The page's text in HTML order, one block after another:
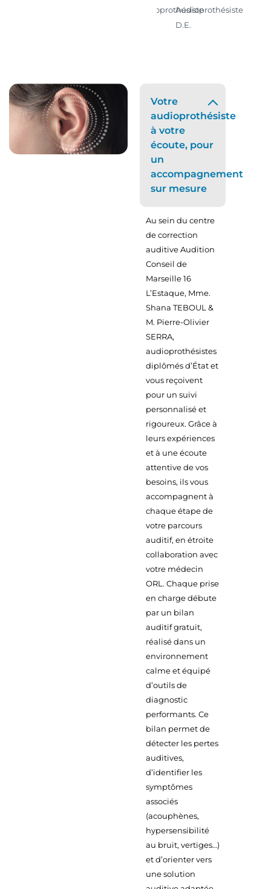
AudioprothésisteAudioprothésiste
D.E.
Votre
audioprothésiste
à votre
écoute, pour
un
accompagnement
sur mesure
Au sein du centre
de correction
auditive Audition
Conseil de
Marseille 16
L’Estaque, Mme.
Shana TEBOUL &
M. Pierre-Olivier
SERRA,
audioprothésistes
diplômés d’État et
vous reçoivent
pour un suivi
personnalisé et
rigoureux. Grâce à
leurs expériences
et à une écoute
attentive de vos
besoins, ils vous
accompagnent à
chaque étape de
votre parcours
auditif, en étroite
collaboration avec
votre médecin
ORL. Chaque prise
en charge débute
par un bilan
auditif gratuit,
réalisé dans un
environnement
calme et équipé
d’outils de
diagnostic
performants. Ce
bilan permet de
détecter les pertes
auditives,
d’identifier les
symptômes
associés
(acouphènes,
hypersensibilité
au bruit, vertiges…)
et d’orienter vers
une solution